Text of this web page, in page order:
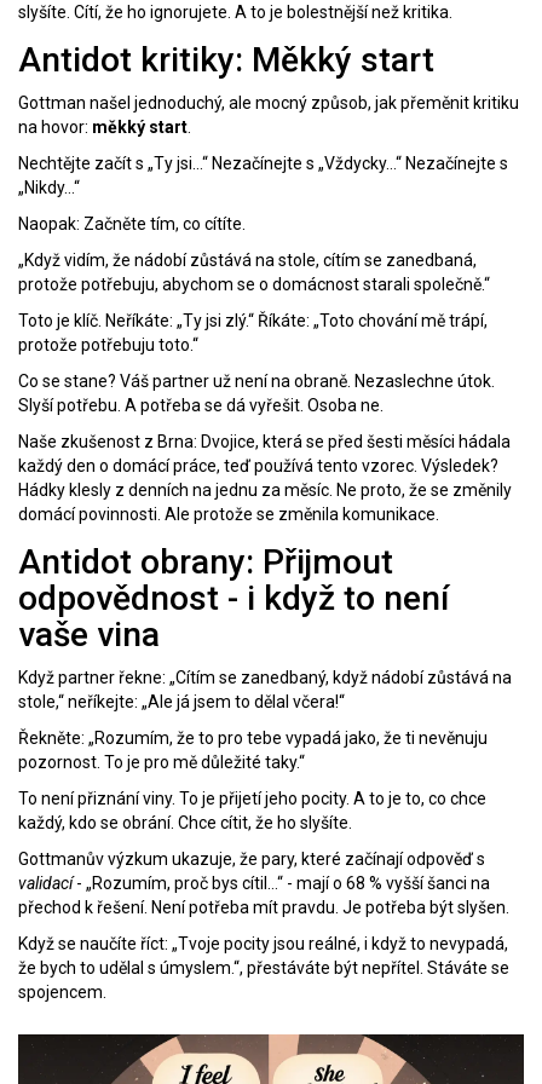
slyšíte. Cítí, že ho ignorujete. A to je bolestnější než kritika.
Antidot kritiky: Měkký start
Gottman našel jednoduchý, ale mocný způsob, jak přeměnit kritiku
na hovor: měkký start
Nechtějte začít s „Ty jsi…“ Nezačínejte s „Vždycky…“ Nezačínejte s
„Nikdy…“
Naopak: Začněte tím, co cítíte.
„Když vidím, že nádobí zůstává na stole, cítím se zanedbaná,
protože potřebuju, abychom se o domácnost starali společně.“
Toto je klíč. Neříkáte: „Ty jsi zlý.“ Říkáte: „Toto chování mě trápí,
protože potřebuju toto.“
Co se stane? Váš partner už není na obraně. Nezaslechne útok.
Slyší potřebu. A potřeba se dá vyřešit. Osoba ne.
Naše zkušenost z Brna: Dvojice, která se před šesti měsíci hádala
každý den o domácí práce, teď používá tento vzorec. Výsledek?
Hádky klesly z denních na jednu za měsíc. Ne proto, že se změnily
domácí povinnosti. Ale protože se změnila komunikace.
Antidot obrany: Přijmout
odpovědnost - i když to není
vaše vina
Když partner řekne: „Cítím se zanedbaný, když nádobí zůstává na
stole,“ neříkejte: „Ale já jsem to dělal včera!“
Řekněte: „Rozumím, že to pro tebe vypadá jako, že ti nevěnuju
pozornost. To je pro mě důležité taky.“
To není přiznání viny. To je přijetí jeho pocity. A to je to, co chce
každý, kdo se obrání. Chce cítit, že ho slyšíte.
Gottmanův výzkum ukazuje, že pary, které začínají odpověď s
validací- „Rozumím, proč bys cítil…“ - mají o 68 % vyšší šanci na
přechod k řešení. Není potřeba mít pravdu. Je potřeba být slyšen.
Když se naučíte říct: „Tvoje pocity jsou reálné, i když to nevypadá,
že bych to udělal s úmyslem.“, přestáváte být nepřítel. Stáváte se
spojencem.